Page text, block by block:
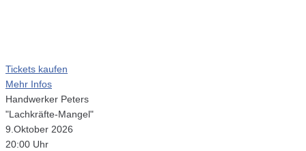
Tickets kaufen
Mehr Infos
Handwerker Peters
"Lachkräfte-Mangel"
9.Oktober 2026
20:00 Uhr